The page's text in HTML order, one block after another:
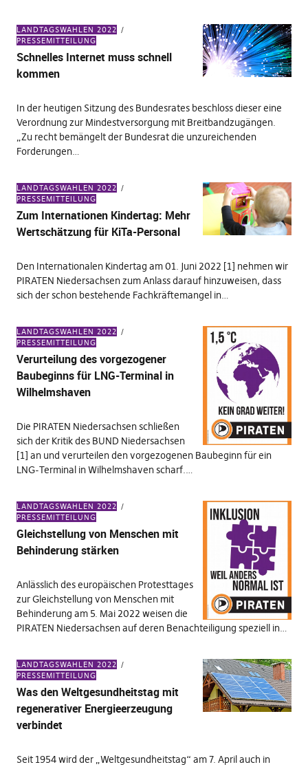
LANDTAGSWAHLEN 2022
PRESSEMITTEILUNG
Schnelles Internet muss schnell
kommen
In der heutigen Sitzung des Bundesrates beschloss dieser eine
Verordnung zur Mindestversorgung mit Breitbandzugängen.
„Zu recht bemängelt der Bundesrat die unzureichenden
Forderungen…
LANDTAGSWAHLEN 2022
PRESSEMITTEILUNG
Zum Internationen Kindertag: Mehr
Wertschätzung für KiTa-Personal
Den Internationalen Kindertag am 01. Juni 2022 [1] nehmen wir
PIRATEN Niedersachsen zum Anlass darauf hinzuweisen, dass
sich der schon bestehende Fachkräftemangel in…
LANDTAGSWAHLEN 2022
PRESSEMITTEILUNG
Verurteilung des vorgezogener
Baubeginns für LNG-Terminal in
Wilhelmshaven
Die PIRATEN Niedersachsen schließen
sich der Kritik des BUND Niedersachsen
[1] an und verurteilen den vorgezogenen Baubeginn für ein
LNG-Terminal in Wilhelmshaven scharf.…
LANDTAGSWAHLEN 2022
PRESSEMITTEILUNG
Gleichstellung von Menschen mit
Behinderung stärken
Anlässlich des europäischen Protesttages
zur Gleichstellung von Menschen mit
Behinderung am 5. Mai 2022 weisen die
PIRATEN Niedersachsen auf deren Benachteiligung speziell in…
LANDTAGSWAHLEN 2022
PRESSEMITTEILUNG
Was den Weltgesundheitstag mit
regenerativer Energieerzeugung
verbindet
Seit 1954 wird der „Weltgesundheitstag“ am 7. April auch in